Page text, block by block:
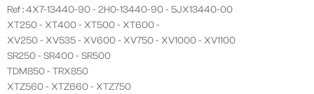
Ref : 4X7-13440-90 - 2H0-13440-90 - 5JX13440-00
XT250 - XT400 - XT500 - XT600 -
XV250 - XV535 - XV600 - XV750 - XV1000 - XV1100
SR250 - SR400 - SR500
TDM850 - TRX850
XTZ560 - XTZ660 - XTZ750